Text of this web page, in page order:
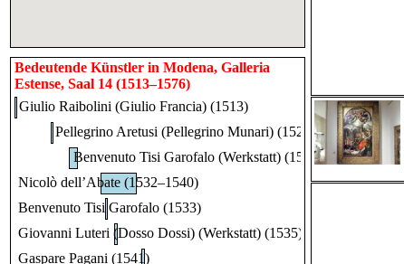
Bedeutende Künstler in Modena, Galleria
Estense, Saal 14 (1513–1576)
Giulio Raibolini (Giulio Francia) (1513)
Pellegrino Aretusi (Pellegrino Munari) (1521)
Benvenuto Tisi Garofalo (Werkstatt) (1525–1527)
Nicolò dell’Abate (1532–1540)
Benvenuto Tisi Garofalo (1533)
Giovanni Luteri (Dosso Dossi) (Werkstatt) (1535)
Gaspare Pagani (1541)